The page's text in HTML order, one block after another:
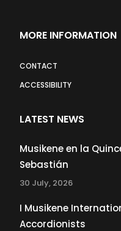
MORE INFORMATION
CONTACT
ACCESSIBILITY
LATEST NEWS
Musikene en la
Sebastián
30 July, 2026
I Musikene
Accordionists